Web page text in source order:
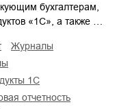
бухгалтерам,
«1С», а также …
журналы
1С
отчетность